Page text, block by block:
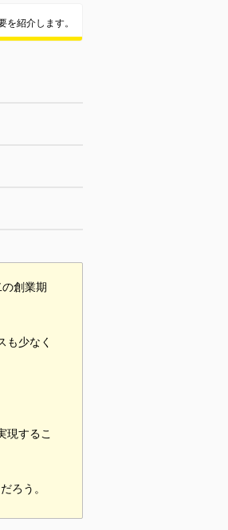
を紹介します。
創業期
も少なく
現するこ
ろう。